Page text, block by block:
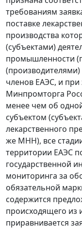
требованиям
поставке
производства
(субъектами)
промышленности
(производителями)
членов ЕАЭС, и
Минпромторга
менее чем об
субъектом
лекарственного
же МНН), все
территории ЕАЭС
государственной
мониторинга за
обязательной
содержится
происходящего из
приравнивается